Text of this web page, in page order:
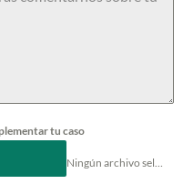
tu caso
Ningún archivo seleccionado